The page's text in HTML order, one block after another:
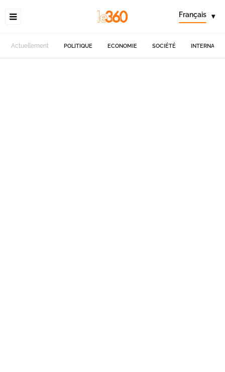
Français ▾
Actuellement POLITIQUE ECONOMIE SOCIÉTÉ